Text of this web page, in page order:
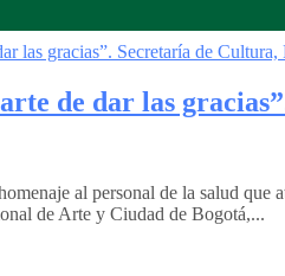
de dar las
al personal de la salud
de Arte y Ciudad de Bogotá,...